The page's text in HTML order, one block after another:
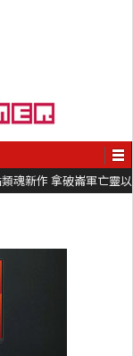
魂新作 拿破崙軍亡靈以